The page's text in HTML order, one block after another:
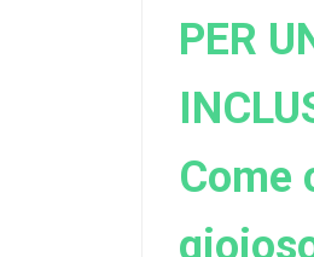
PER
Come